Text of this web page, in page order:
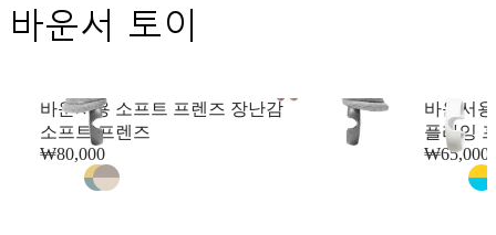
바운서 토이
바운서용 소프트 프렌즈 장난감
소프트 프렌즈
₩80,000
바운서
플라잉
₩65,000